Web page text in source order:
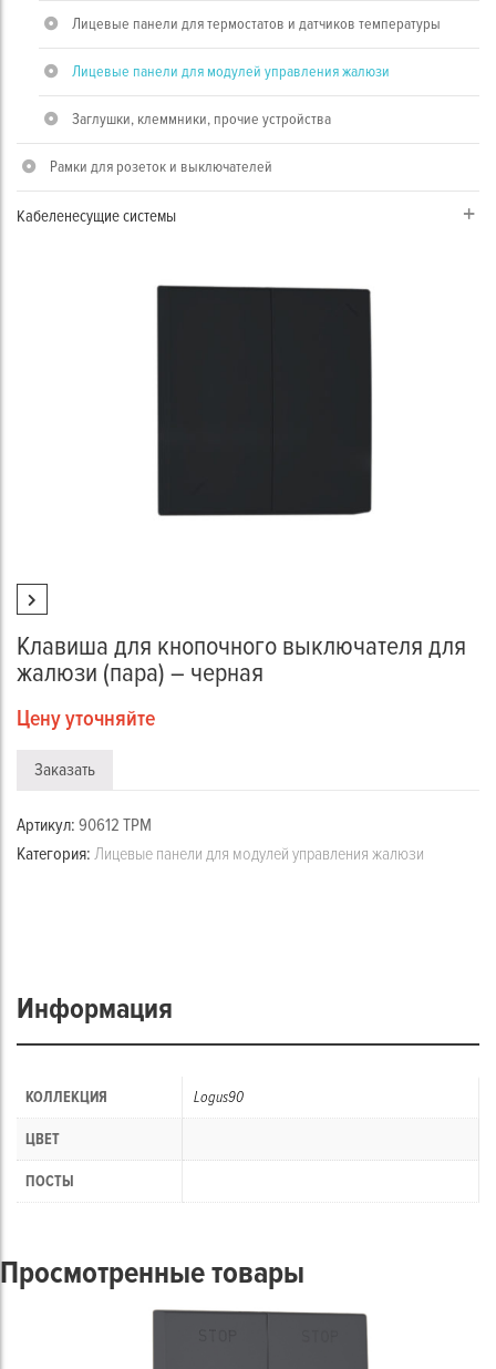
Лицевые панели для термостатов и датчиков температуры
Лицевые панели для модулей управления жалюзи
Заглушки, клеммники, прочие устройства
Рамки для розеток и выключателей
Кабеленесущие системы
Клавиша для кнопочного выключателя для
жалюзи (пара) – черная
Цену уточняйте
Заказать
Артикул: 90612 TPM
Категория: Лицевые панели для модулей управления жалюзи
Информация
КОЛЛЕКЦИЯ Logus90
ЦВЕТ
ПОСТЫ
Просмотренные товары